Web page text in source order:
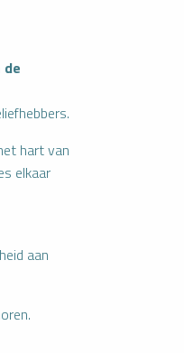
hart van
elkaar
aan